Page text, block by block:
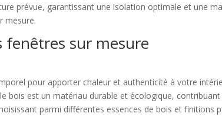
prévue, garantissant une isolation optimale et une
mesure.
fenêtres sur mesure
pour apporter chaleur et authenticité à votre
bois est un matériau durable et écologique,
parmi différentes essences de bois et